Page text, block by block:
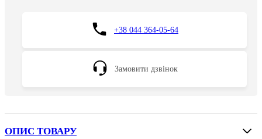
+38 044 364-05-64
Замовити дзвінок
ОПИС ТОВАРУ